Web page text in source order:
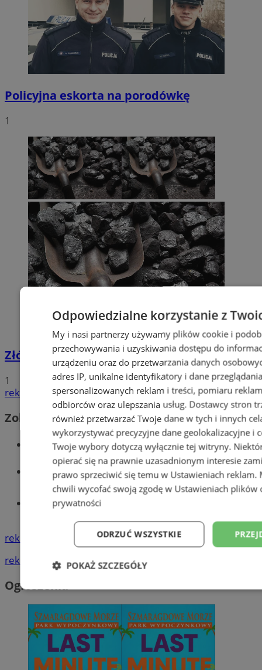
Policyjna eskorta na porodówkę
1
Złóż wniosek o dodatek węglowy
1
reklama
Zobacz również
Wiadomości kryminalne w Wodzisławiu
Wiadomości lokalne
Tworzenie stron www - Wodzisław
reklama
reklama
Ogłoszenia
Odpowiedzialne korzystanie z
My i nasi partnerzy używamy plików cookie i
przechowywania i uzyskiwania dostępu do
urządzeniu oraz do przetwarzania danych
adres IP, unikalne identyfikatory i dane
spersonalizowanych reklam i treści, pomiaru
odbiorców oraz ulepszania usług. Dostawcy stron
również przetwarzać Twoje dane w tych i innych
wykorzystywać precyzyjne dane geolokalizacyjne i
Twoje wybory dotyczą wyłącznie tej witryny.
opierać się na prawnie uzasadnionym interesie
prawo sprzeciwić się temu w Ustawieniach reklam.
chwili wycofać swoją zgodę w Ustawieniach plików
prywatności
ODRZUĆ WSZYSTKIE
POKAŻ SZCZEGÓŁY
Niezbędne Wydajność
Niesklasyfikowane